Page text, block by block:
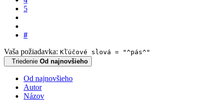
5
#
Vaša požiadavka: Kľúčové slová = "^pás^"
Triedenie Od najnovšieho
Od najnovšieho
Autor
Názov